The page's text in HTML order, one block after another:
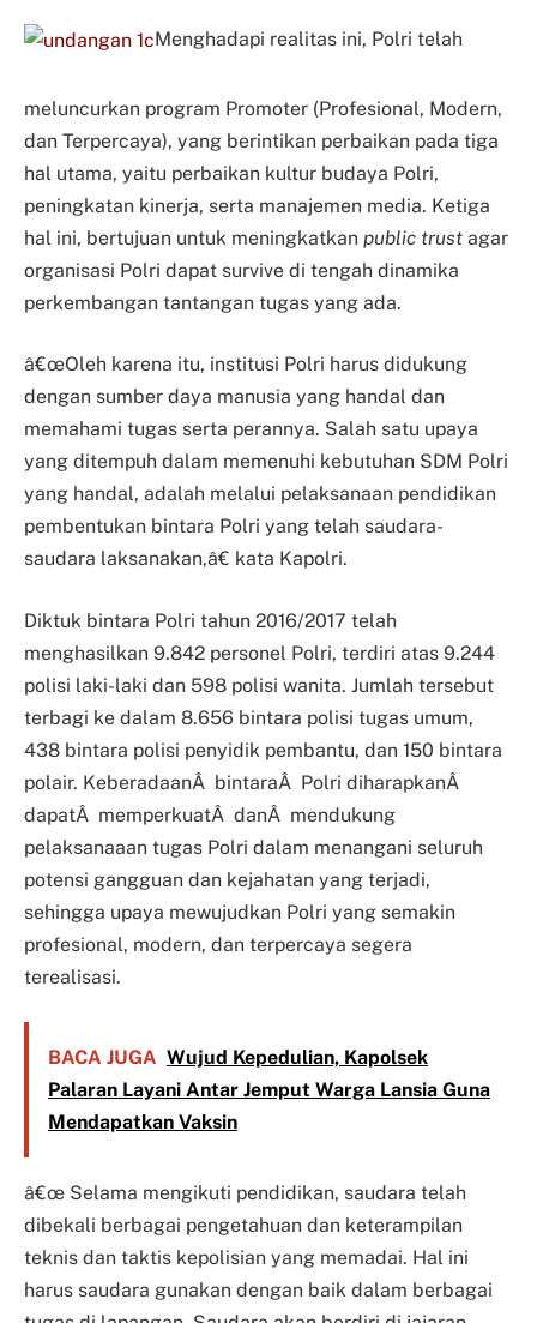
Menghadapi realitas ini, Polri telah
meluncurkan program Promoter (Profesional, Modern,
dan Terpercaya), yang berintikan perbaikan pada tiga
hal utama, yaitu perbaikan kultur budaya Polri,
peningkatan kinerja, serta manajemen media. Ketiga
hal ini, bertujuan untuk meningkatkan public trust agar
organisasi Polri dapat survive di tengah dinamika
perkembangan tantangan tugas yang ada.
â€œOleh karena itu, institusi Polri harus didukung
dengan sumber daya manusia yang handal dan
memahami tugas serta perannya. Salah satu upaya
yang ditempuh dalam memenuhi kebutuhan SDM Polri
yang handal, adalah melalui pelaksanaan pendidikan
pembentukan bintara Polri yang telah saudara-
saudara laksanakan,â€ kata Kapolri.
Diktuk bintara Polri tahun 2016/2017 telah
menghasilkan 9.842 personel Polri, terdiri atas 9.244
polisi laki-laki dan 598 polisi wanita. Jumlah tersebut
terbagi ke dalam 8.656 bintara polisi tugas umum,
438 bintara polisi penyidik pembantu, dan 150 bintara
polair. KeberadaanÂ bintaraÂ Polri diharapkanÂ
dapatÂ memperkuatÂ danÂ mendukung
pelaksanaaan tugas Polri dalam menangani seluruh
potensi gangguan dan kejahatan yang terjadi,
sehingga upaya mewujudkan Polri yang semakin
profesional, modern, dan terpercaya segera
terealisasi.
BACA JUGA Wujud Kepedulian, Kapolsek
Palaran Layani Antar Jemput Warga Lansia Guna
Mendapatkan Vaksin
â€œ Selama mengikuti pendidikan, saudara telah
dibekali berbagai pengetahuan dan keterampilan
teknis dan taktis kepolisian yang memadai. Hal ini
harus saudara gunakan dengan baik dalam berbagai